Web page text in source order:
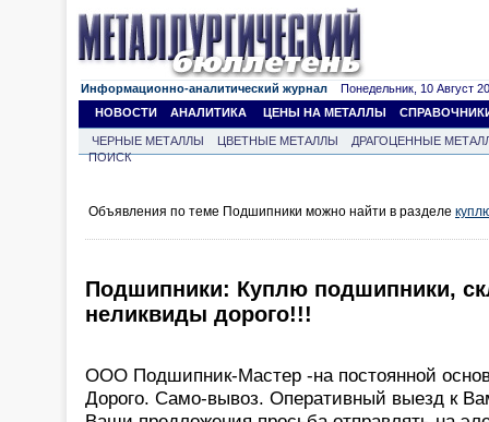
Информационно-аналитический журнал Понедельник, 10 Август
НОВОСТИ
АНАЛИТИКА ЦЕНЫ НА МЕТАЛЛЫ
ЧЕРНЫЕ МЕТАЛЛЫ ЦВЕТНЫЕ МЕТАЛЛЫ
ДРАГОЦЕННЫЕ
ПОИСК
Объявления по теме Подшипники можно найти в разделе
Подшипники: Куплю подшипники,
неликвиды дорого!!!
ООО Подшипник-Мастер -на постоянной
Дорого. Само-вывоз. Оперативный выезд к